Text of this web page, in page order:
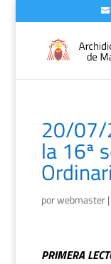
20/07/
la 16ª
porwebmaster|
PRIMERA